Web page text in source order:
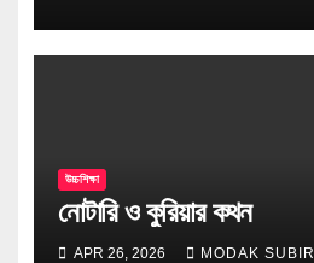
উচ্চশিক্ষা
নোটারি ও কুরিয়ার কথন
APR 26, 2026 MODAK SUBIR